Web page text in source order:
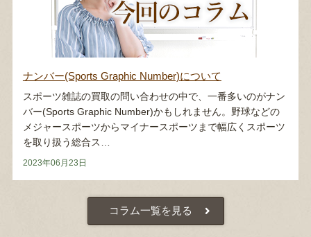
ナンバー(Sports Graphic Number)について
スポーツ雑誌の買取の問い合わせの中で、一番多いのがナン
バー(Sports Graphic Number)かもしれません。野球などの
メジャースポーツからマイナースポーツまで幅広くスポーツ
を取り扱う総合ス…
2023年06月23日
コラム一覧を見る